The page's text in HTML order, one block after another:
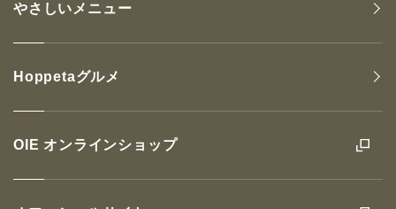
OIE オンラインショップ
やさしいメニュー
Hoppetaグルメ